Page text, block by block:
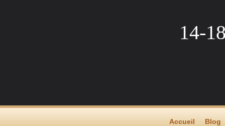
14-
Accueil Blog